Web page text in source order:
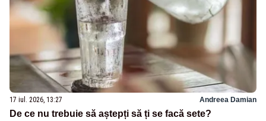
17 iul. 2026, 13:27 Andreea Damian
De ce nu trebuie să aștepți să ți se facă sete?